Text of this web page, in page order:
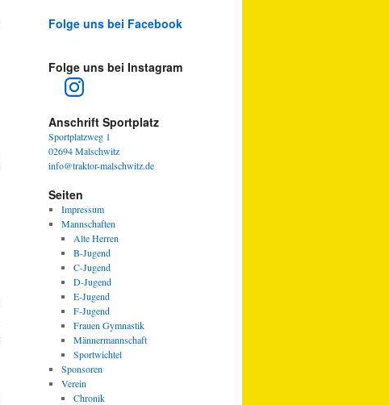
Folge uns bei Facebook
Folge uns bei Instagram
Instagram
Anschrift Sportplatz
Sportplatzweg 1
02694 Malschwitz
info@traktor-malschwitz.de
Seiten
Impressum
Mannschaften
Alte Herren
B-Jugend
C-Jugend
D-Jugend
E-Jugend
F-Jugend
Frauen Gymnastik
Männermannschaft
Sportwichtel
Sponsoren
Verein
Chronik